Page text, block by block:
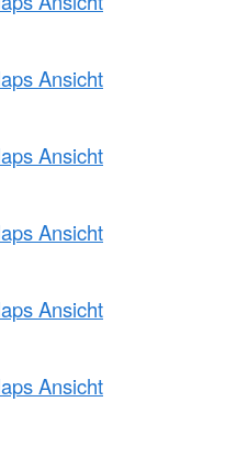
Ansicht
Ansicht
Ansicht
Ansicht
Ansicht